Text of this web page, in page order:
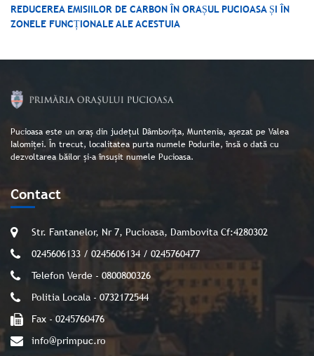
REDUCEREA EMISIILOR DE CARBON ÎN ORAȘUL PUCIOASA ȘI ÎN
ZONELE FUNCȚIONALE ALE ACESTUIA
Pucioasa este un oraș din județul Dâmbovița, Muntenia, așezat pe Valea
Ialomiței. În trecut, localitatea purta numele Podurile, însă o dată cu
dezvoltarea băilor și-a însușit numele Pucioasa.
Contact
Str. Fantanelor, Nr 7, Pucioasa, Dambovita Cf:4280302
0245606133 / 0245606134 / 0245760477
Telefon Verde - 0800800326
Politia Locala - 0732172544
Fax - 0245760476
info@primpuc.ro